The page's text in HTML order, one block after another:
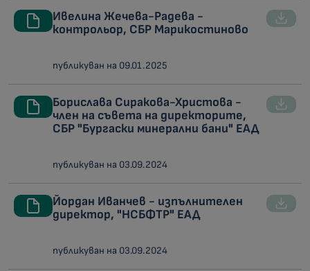
Ивелина Жечева-Радева -
контрольор, СБР Марикостиново
публикуван на 09.01.2025
Борислава Сиракова-Христова -
член на съвета на директорите,
СБР "Бургаски минерални бани" ЕАД
публикуван на 03.09.2024
Йордан Иванчев - изпълнителен
директор, "НСБФТР" ЕАД
публикуван на 03.09.2024